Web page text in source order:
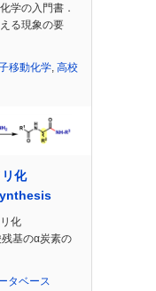
学の入門書．
る現象の要
移動化学 高校
化
化
基のα炭素の
タベース